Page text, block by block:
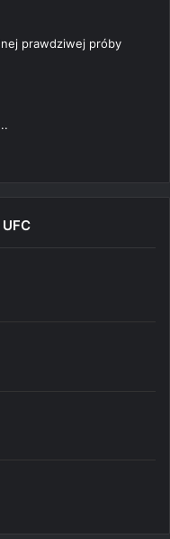
prawdziwej próby